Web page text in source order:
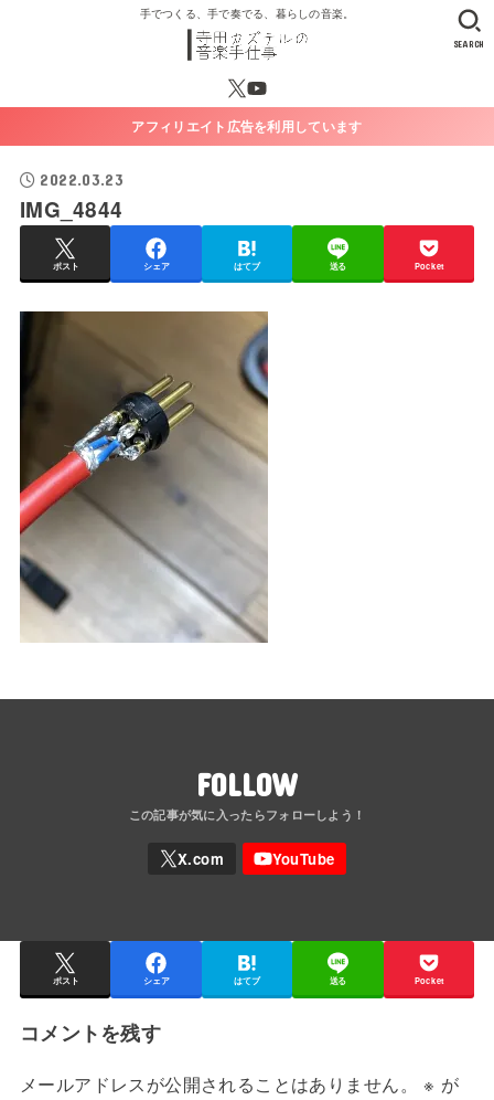
手でつくる、手で奏でる、暮らしの音楽。
SEARCH
アフィリエイト広告を利用しています
2022.03.23
IMG_4844
ポスト シェア はてブ 送る Pocket
FOLLOW
ポスト シェア はてブ 送る Pocket
コメントを残す
メールアドレスが公開されることはありません。 ※ が